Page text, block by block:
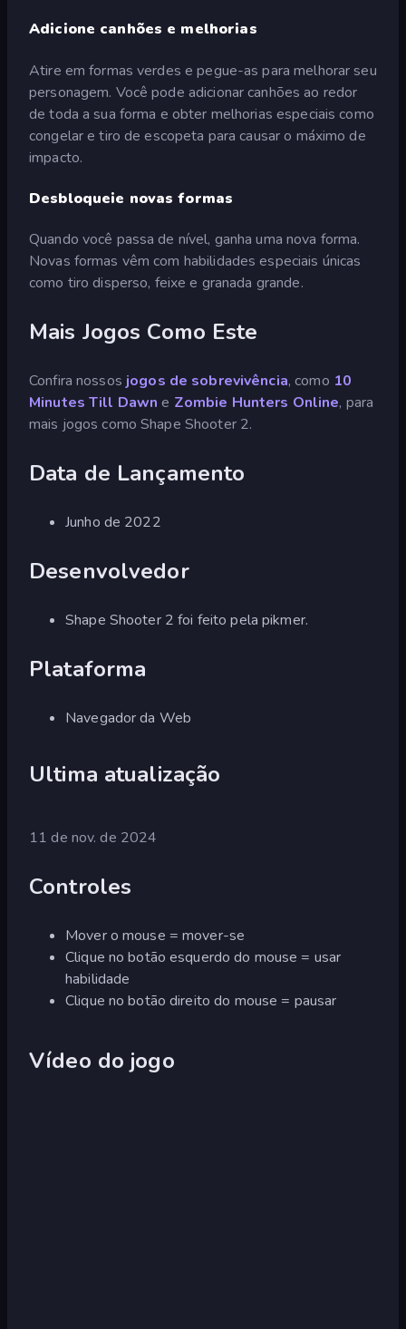
Adicione canhões e melhorias
Atire em formas verdes e pegue-as para melhorar seu
personagem. Você pode adicionar canhões ao redor
de toda a sua forma e obter melhorias especiais como
congelar e tiro de escopeta para causar o máximo de
impacto.
Desbloqueie novas formas
Quando você passa de nível, ganha uma nova forma.
Novas formas vêm com habilidades especiais únicas
como tiro disperso, feixe e granada grande.
Mais Jogos Como Este
Confira nossos jogos de sobrevivência, como 10
Minutes Till Dawn e Zombie Hunters Online, para
mais jogos como Shape Shooter 2.
Data de Lançamento
Junho de 2022
Desenvolvedor
Shape Shooter 2 foi feito pela pikmer.
Plataforma
Navegador da Web
Ultima atualização
11 de nov. de 2024
Controles
Mover o mouse = mover-se
Clique no botão esquerdo do mouse = usar
habilidade
Clique no botão direito do mouse = pausar
Vídeo do jogo